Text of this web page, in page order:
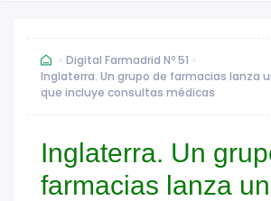
Digital Farmadrid Nº 51
Inglaterra. Un grupo de farmacias lanza
que incluye consultas médicas
Inglaterra. Un
farmacias lanza un